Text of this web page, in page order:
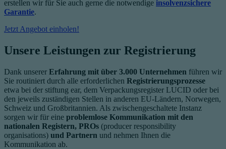
erstellen wir für Sie auch gerne die notwendige insolvenzsichere
Garantie.
Jetzt Angebot einholen!
Unsere Leistungen zur Registrierung
Dank unserer Erfahrung mit über 3.000 Unternehmen führen wir
Sie routiniert durch alle erforderlichen Registrierungsprozesse
etwa bei der stiftung ear, dem Verpackungsregister LUCID oder bei
den jeweils zuständigen Stellen in anderen EU-Ländern, Norwegen,
Schweiz und Großbritannien. Als zwischengeschaltete Instanz
sorgen wir für eine problemlose Kommunikation mit den
nationalen Registern, PROs (producer responsibility
organisations) und Partnern und nehmen Ihnen die
Kommunikation ab.